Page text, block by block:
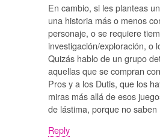
En cambio, si les planteas
una historia más o menos
personaje, o se requiere
investigación/exploración, o
Quizás hablo de un grupo
aquellas que se compran
Pros y a los Dutis, que los
miras más allá de esos
de lástima, porque no
Reply